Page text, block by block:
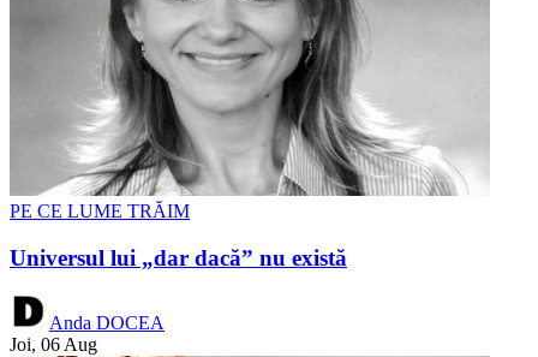
PE CE LUME TRĂIM
Universul lui „dar dacă” nu există
Anda DOCEA
Joi, 06 Aug